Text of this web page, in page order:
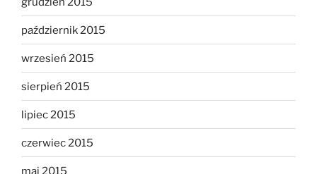
październik 2015
wrzesień 2015
sierpień 2015
lipiec 2015
czerwiec 2015
maj 2015